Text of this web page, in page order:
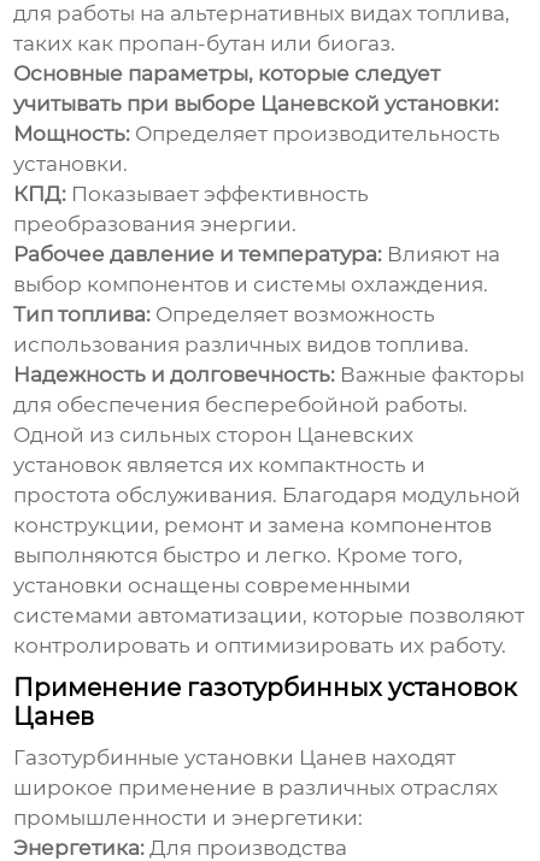
для работы на альтернативных видах топлива,
таких как пропан-бутан или биогаз.
Основные параметры, которые следует
учитывать при выборе Цаневской установки:
Мощность: Определяет производительность
установки.
КПД: Показывает эффективность
преобразования энергии.
Рабочее давление и температура: Влияют на
выбор компонентов и системы охлаждения.
Тип топлива: Определяет возможность
использования различных видов топлива.
Надежность и долговечность: Важные факторы
для обеспечения бесперебойной работы.
Одной из сильных сторон Цаневских
установок является их компактность и
простота обслуживания. Благодаря модульной
конструкции, ремонт и замена компонентов
выполняются быстро и легко. Кроме того,
установки оснащены современными
системами автоматизации, которые позволяют
контролировать и оптимизировать их работу.
Применение газотурбинных установок
Цанев
Газотурбинные установки Цанев находят
широкое применение в различных отраслях
промышленности и энергетики:
Энергетика: Для производства